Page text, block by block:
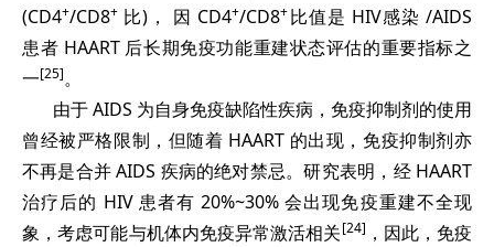
(CD4+/CD8+ 比)， 因 CD4+/CD8+比值是 HIV感染 /AIDS
患者 HAART 后长期免疫功能重建状态评估的重要指标之
一[25]。
由于 AIDS 为自身免疫缺陷性疾病，免疫抑制剂的使用
曾经被严格限制，但随着 HAART 的出现，免疫抑制剂亦
不再是合并 AIDS 疾病的绝对禁忌。研究表明，经 HAART
治疗后的 HIV 患者有 20%~30% 会出现免疫重建不全现
象，考虑可能与机体内免疫异常激活相关[24] ，因此，免疫